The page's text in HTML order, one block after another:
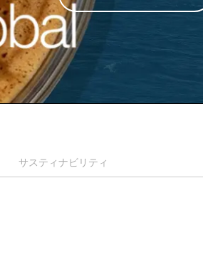
サスティナビリティ
私たちと一緒に働